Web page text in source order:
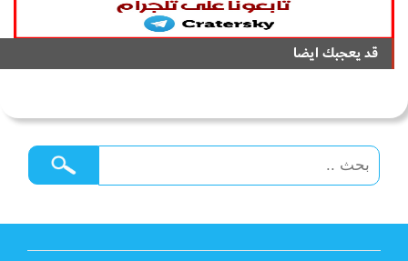
قد يعجبك ايضا